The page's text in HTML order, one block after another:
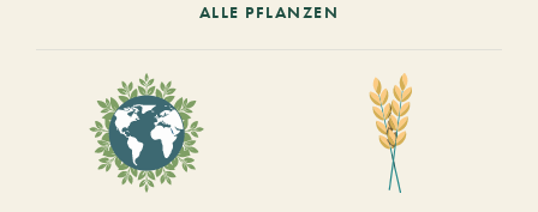
ALLE PFLANZEN